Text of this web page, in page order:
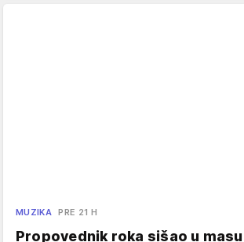
MUZIKA PRE 21 H
Propovednik roka sišao u